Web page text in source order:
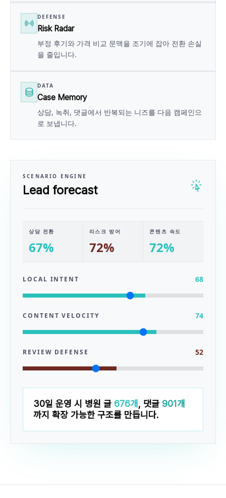
DEFENSE
Risk Radar
부정 후기와 가격 비교 문맥을 조기에 잡아 전환 손실
을 줄입니다.
DATA
Case Memory
상담, 녹취, 댓글에서 반복되는 니즈를 다음 캠페인으
로 보냅니다.
SCENARIO ENGINE
Lead forecast
상담 전환
67%
리스크 방어
72%
콘텐츠 속도
72%
LOCAL INTENT 68
CONTENT VELOCITY 74
REVIEW DEFENSE 52
30일 운영 시 병원 글 676개, 댓글 901개
까지 확장 가능한 구조를 만듭니다.